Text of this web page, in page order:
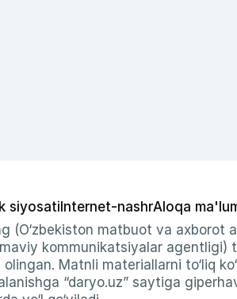
siyosati Internet-nashrAloqa
(O‘zbekiston matbuot va axborot
kommunikatsiyalar
Matnli materiallarni to‘liq
“daryo.uz” saytiga